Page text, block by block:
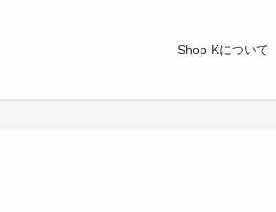
Shop-Kについて